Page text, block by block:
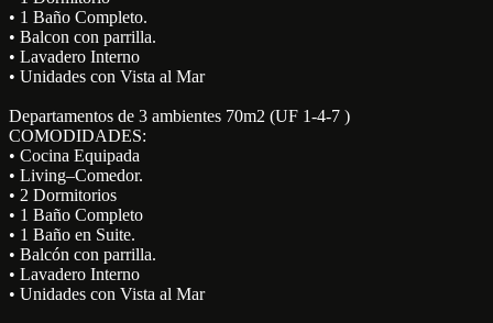
• 1 Baño Completo.
• Balcon con parrilla.
• Lavadero Interno
• Unidades con Vista al Mar
Departamentos de 3 ambientes 70m2 (UF 1-4-7 )
COMODIDADES:
• Cocina Equipada
• Living–Comedor.
• 2 Dormitorios
• 1 Baño Completo
• 1 Baño en Suite.
• Balcón con parrilla.
• Lavadero Interno
• Unidades con Vista al Mar